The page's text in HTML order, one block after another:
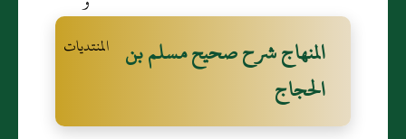
عورته وحكم
الاستلقاء على
على الأخرى )
المنهاج شرح صحيح مسلم بن
الحجاج